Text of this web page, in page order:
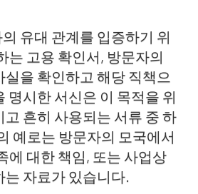
유대 관계를 입증하기 위
는 고용 확인서, 방문자의
실을 확인하고 해당 직책으
명시한 서신은 이 목적을 위
흔히 사용되는 서류 중 하
예로는 방문자의 모국에서
에 대한 책임, 또는 사업상
는 자료가 있습니다.